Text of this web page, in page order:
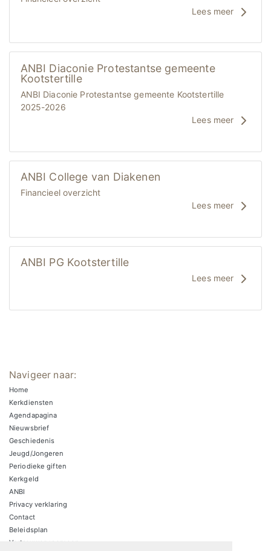
Lees meer
ANBI Diaconie Protestantse gemeente
Kootstertille
ANBI Diaconie Protestantse gemeente Kootstertille
2025-2026
Lees meer
ANBI College van Diakenen
Financieel overzicht
Lees meer
ANBI PG Kootstertille
Lees meer
Navigeer naar:
Home
Kerkdiensten
Agendapagina
Nieuwsbrief
Geschiedenis
Jeugd/Jongeren
Periodieke giften
Kerkgeld
ANBI
Privacy verklaring
Contact
Beleidsplan
Vertrouwenspersoon